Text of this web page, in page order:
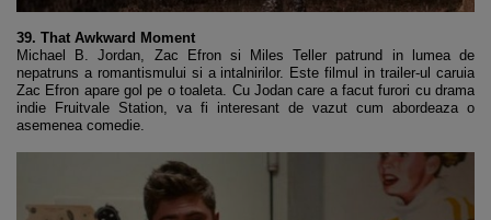
39. That Awkward Moment
Michael B. Jordan, Zac Efron si Miles Teller patrund in lumea de
nepatruns a romantismului si a intalnirilor. Este filmul in trailer-ul caruia
Zac Efron apare gol pe o toaleta. Cu Jodan care a facut furori cu drama
indie Fruitvale Station, va fi interesant de vazut cum abordeaza o
asemenea comedie.